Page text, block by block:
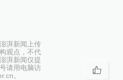
湃新闻上传
观点，不代
湃新闻仅提
请用电脑访
。